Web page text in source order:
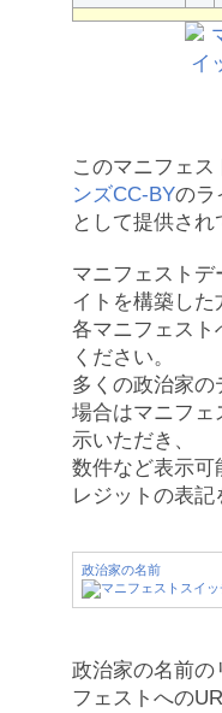
このマニフェス
ンズCC-BYのラ
として提供され
マニフェスト
イトを構築した
各マニフェスト
ください。
多くの政治家の
場合はマニフェ
示いただき、
数件など表示可
レジットの表記
政治家の名前
政治家の名前の
フェストへの